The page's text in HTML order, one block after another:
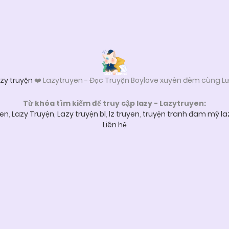
truyện❤️ Lazytruyen - Đọc Truyện Boylove xuyên đêm cùng
Từ khóa tìm kiếm để truy cập lazy - Lazytruyen:
, Lazy Truyện, Lazy truyện bl, lz truyen, truyện tranh đam mỹ
Liên hệ